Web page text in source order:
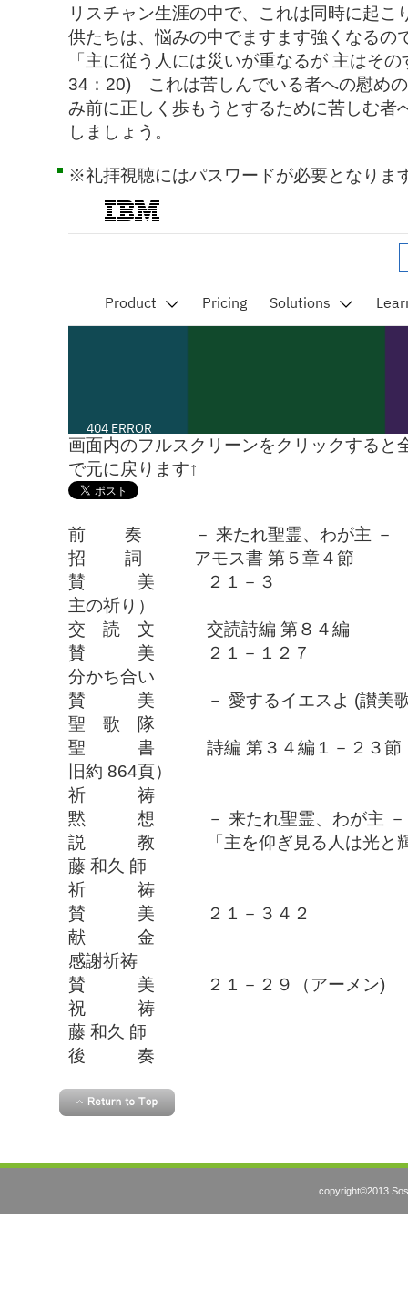
リスチャン生涯の中で、これは同時に起こ
供たちは、悩みの中でますます強くなるの
「主に従う人には災いが重なるが 主はそ
34：20) これは苦しんでいる者への慰め
み前に正しく歩もうとするために苦しむ者
しましょう。
※礼拝視聴にはパスワードが必要となり
画面内のフルスクリーンをクリックすると
で元に戻ります↑
前 奏 － 来たれ聖霊、わが主 －
招 詞 アモス書 第５章４節
賛 美 ２１－３
主の祈り）
交 読 文 交読詩編 第８４編
賛 美 ２１－１２７
分かち合い
賛 美 － 愛するイエスよ (
聖 歌 隊
聖 書 詩編 第３４編１－
旧約 864頁）
祈 祷
黙 想 － 来たれ聖霊、わが主 －
説 教 「主を仰ぎ見る人
藤 和久 師
祈 祷
賛 美 ２１－３４２
献 金
感謝祈祷
賛 美 ２１－２９（アーメン)
祝
藤 和久 師
後 奏
copyright©2013